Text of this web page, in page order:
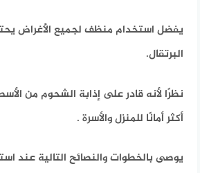
يفضل استخدام منظف لجميع الأغراض
البرتقال.
نظرًا لأنه قادر على إذابة الشحوم من
أكثر أمانًا للمنزل والأسرة .
يوصى بالخطوات والنصائح التالية عند